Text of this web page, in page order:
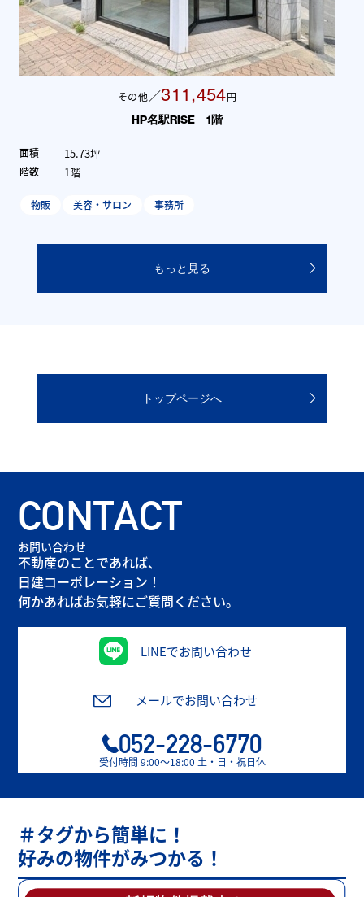
その他／311,454円
HP名駅RISE 1階
面積 15.73坪
階数 1階
物販 美容・サロン 事務所
もっと見る
トップページへ
CONTACT
お問い合わせ
不動産のことであれば、
日建コーポレーション！
何かあればお気軽にご質問ください。
LINEでお問い合わせ
メールでお問い合わせ
052-228-6770
受付時間 9:00〜18:00 土・日・祝日休
＃タグから簡単に！
好みの物件がみつかる！